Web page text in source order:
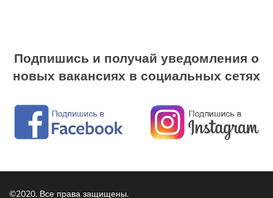
Подпишись и получай уведомления о
новых вакансиях в социальных сетях
©2020. Все права защищены.